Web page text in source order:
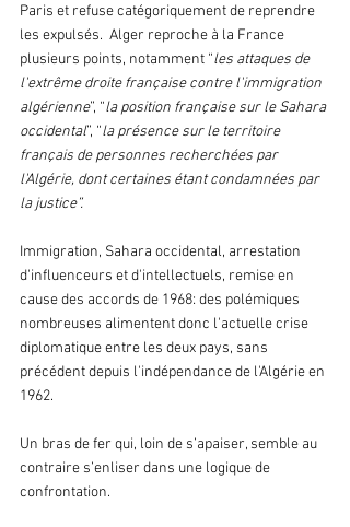
Paris et refuse catégoriquement de reprendre
les expulsés.  Alger reproche à la France
plusieurs points, notamment “les attaques de
l'extrême droite française contre l'immigration
algérienne”, “la position française sur le Sahara
occidental”, “la présence sur le territoire
français de personnes recherchées par
l'Algérie, dont certaines étant condamnées par
la justice”.
Immigration, Sahara occidental, arrestation
d'influenceurs et d'intellectuels, remise en
cause des accords de 1968: des polémiques
nombreuses alimentent donc l'actuelle crise
diplomatique entre les deux pays, sans
précédent depuis l'indépendance de l'Algérie en
1962.
Un bras de fer qui, loin de s’apaiser, semble au
contraire s’enliser dans une logique de
confrontation.